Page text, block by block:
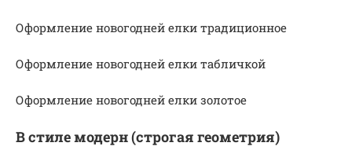
Оформление новогодней елки традиционное
Оформление новогодней елки табличкой
Оформление новогодней елки золотое
В стиле модерн (строгая геометрия)